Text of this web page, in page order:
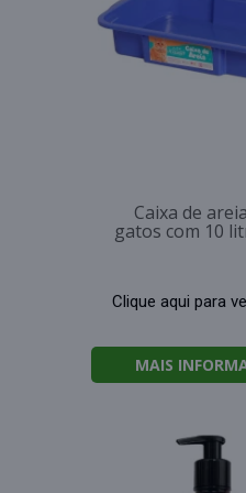
Caixa de
gatos com 10
Clique aqui para
MAIS